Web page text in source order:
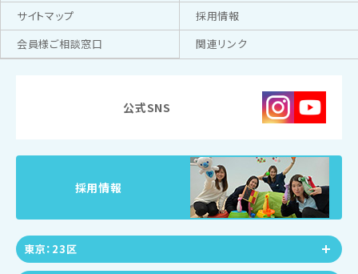
サイトマップ
採用情報
会員様ご相談窓口
関連リンク
公式SNS
採用情報
東京：23区